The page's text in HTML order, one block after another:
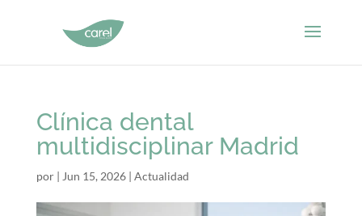
Clínica dental
multidisciplinar Madrid
por | Jun 15, 2026| Actualidad